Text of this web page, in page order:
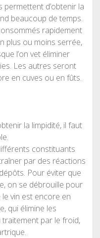
permettent d’obtenir la
beaucoup de temps.
rapidement
plus ou moins serrée,
l’on vet éliminer
Les autres seront
en cuves ou en fûts.
la limpidité, il faut
constituants
par des réactions
Pour éviter que
on se débrouille pour
vin est encore en
qui élimine les
par le froid,